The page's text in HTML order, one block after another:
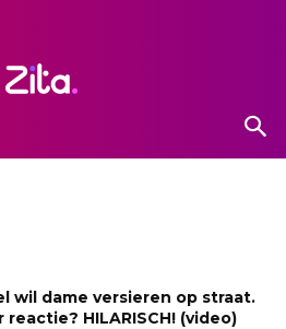
wil dame versieren op straat.
reactie? HILARISCH! (video)